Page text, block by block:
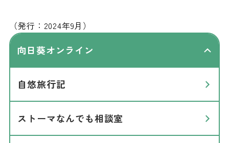
（発行：2024年9月）
向日葵オンライン
自悠旅行記
ストーマなんでも相談室